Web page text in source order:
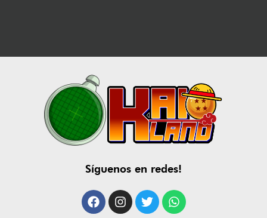
Síguenos en redes!